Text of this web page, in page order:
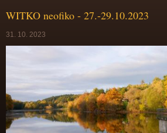
WITKO neofiko - 27.-29.10.2023
31. 10. 2023